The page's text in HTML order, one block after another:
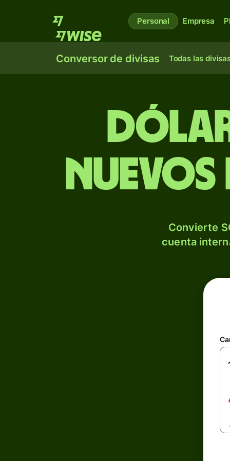
Personal Empresa
Conversor de divisas Todas las
Convierte
cuenta